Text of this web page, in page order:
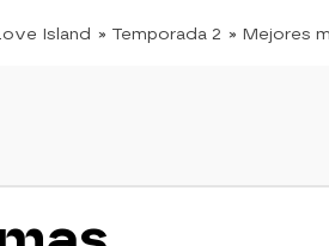
Island » Temporada 2 » Mejores